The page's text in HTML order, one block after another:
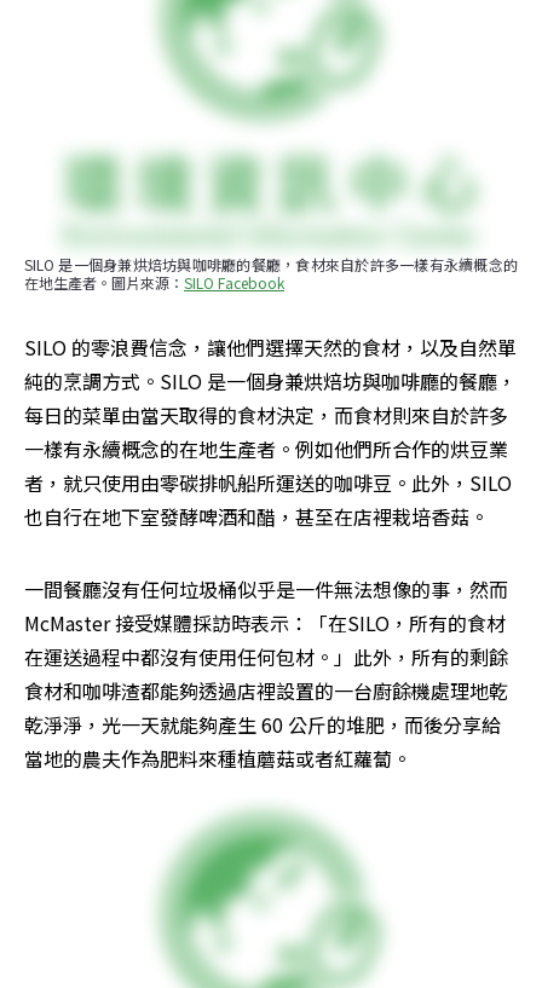
SILO 是一個身兼烘焙坊與咖啡廳的餐廳，食材來自於許多一樣有永續概念的
在地生產者。圖片來源： SILO Facebook
SILO 的零浪費信念，讓他們選擇天然的食材，以及自然單
純的烹調方式。SILO 是一個身兼烘焙坊與咖啡廳的餐廳，
每日的菜單由當天取得的食材決定，而食材則來自於許多
一樣有永續概念的在地生產者。例如他們所合作的烘豆業
者，就只使用由零碳排帆船所運送的咖啡豆。此外，SILO
也自行在地下室發酵啤酒和醋，甚至在店裡栽培香菇。
一間餐廳沒有任何垃圾桶似乎是一件無法想像的事，然而
McMaster 接受媒體採訪時表示：「在SILO，所有的食材
在運送過程中都沒有使用任何包材。」此外，所有的剩餘
食材和咖啡渣都能夠透過店裡設置的一台廚餘機處理地乾
乾淨淨，光一天就能夠產生 60 公斤的堆肥，而後分享給
當地的農夫作為肥料來種植蘑菇或者紅蘿蔔。